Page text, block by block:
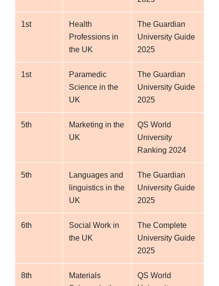
1st
Health
Professions in
the UK
The Guardian
University Guide
2025
1st
Paramedic
Science in the
UK
The Guardian
University Guide
2025
5th
Marketing in the
UK
QS World
University
Ranking 2024
5th
Languages and
linguistics in the
UK
The Guardian
University Guide
2025
6th
Social Work in
the UK
The Complete
University Guide
2025
8th
Materials
QS World